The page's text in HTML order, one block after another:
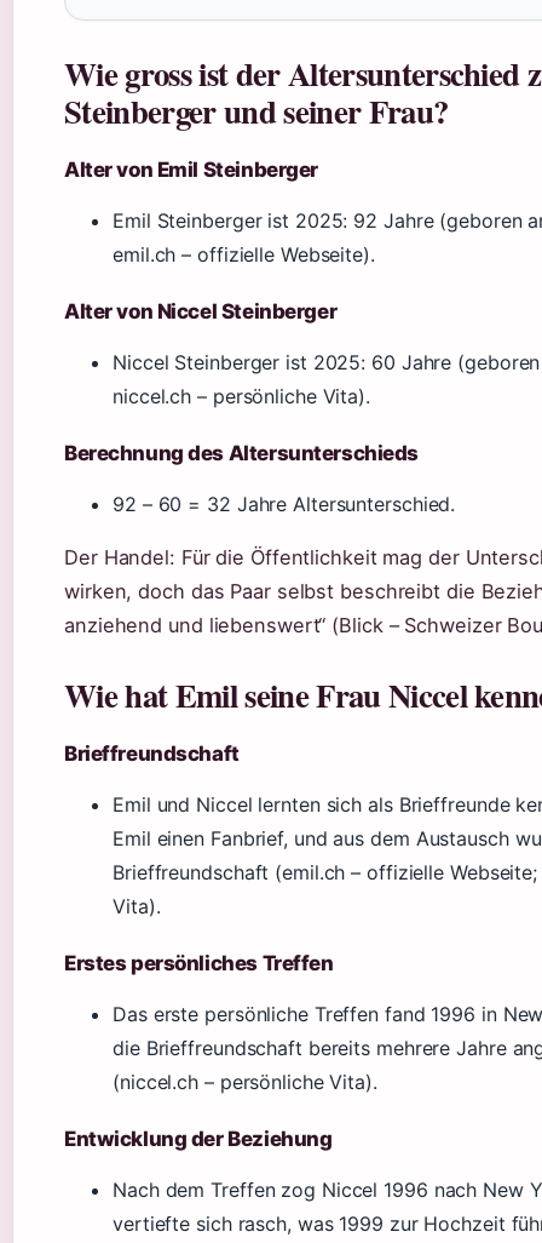
Wie gross ist der Altersunterschied
Steinberger und seiner Frau?
Alter von Emil Steinberger
Emil Steinberger ist 2025: 92 Jahre (geboren
emil.ch – offizielle Webseite).
Alter von Niccel Steinberger
Niccel Steinberger ist 2025: 60 Jahre
niccel.ch – persönliche Vita).
Berechnung des Altersunterschieds
92 – 60 = 32 Jahre Altersunterschied.
Der Handel: Für die Öffentlichkeit mag der
wirken, doch das Paar selbst beschreibt die
anziehend und liebenswert“ (Blick – Schweizer
Wie hat Emil seine Frau Niccel
Brieffreundschaft
Emil und Niccel lernten sich als Brieffreunde
Emil einen Fanbrief, und aus dem Austausch
Brieffreundschaft (emil.ch – offizielle
Vita).
Erstes persönliches Treffen
Das erste persönliche Treffen fand 1996 in
die Brieffreundschaft bereits mehrere Jahre
(niccel.ch – persönliche Vita).
Entwicklung der Beziehung
Nach dem Treffen zog Niccel 1996 nach New
vertiefte sich rasch, was 1999 zur Hochzeit